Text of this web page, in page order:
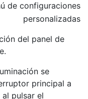
de configuraciones
personalizadas
del panel de
se
principal a
pulsar el